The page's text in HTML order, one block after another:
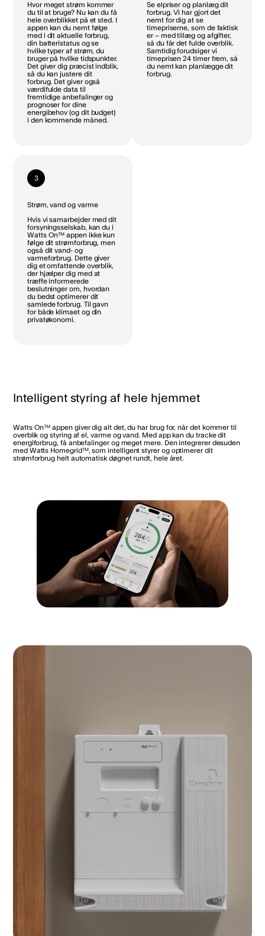
Hvor meget strøm kommer
du til at bruge? Nu kan du få
hele overblikket på et sted. I
appen kan du nemt følge
med i dit aktuelle forbrug,
din batteristatus og se
hvilke typer af strøm, du
bruger på hvilke tidspunkter.
Det giver dig præcist indblik,
så du kan justere dit
forbrug. Det giver også
værdifulde data til
fremtidige anbefalinger og
prognoser for dine
energibehov (og dit budget)
i den kommende måned.
Se elpriser og planlæg dit
forbrug. Vi har gjort det
nemt for dig at se
timepriserne, som de faktisk
er – med tillæg og afgifter,
så du får det fulde overblik.
Samtidig forudsiger vi
timeprisen 24 timer frem, så
du nemt kan planlægge dit
forbrug.
3
Strøm, vand og varme
Hvis vi samarbejder med dit
forsyningsselskab, kan du i
Watts On™ appen ikke kun
følge dit strømforbrug, men
også dit vand- og
varmeforbrug. Dette giver
dig et omfattende overblik,
der hjælper dig med at
træffe informerede
beslutninger om, hvordan
du bedst optimerer dit
samlede forbrug. Til gavn
for både klimaet og din
privatøkonomi.
Intelligent styring af hele hjemmet
Watts On™ appen giver dig alt det, du har brug for, når det kommer til
overblik og styring af el, varme og vand. Med app kan du tracke dit
energiforbrug, få anbefalinger og meget mere. Den integrerer desuden
med Watts Homegrid™, som intelligent styrer og optimerer dit
strømforbrug helt automatisk døgnet rundt, hele året.